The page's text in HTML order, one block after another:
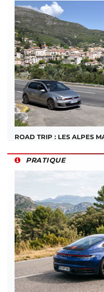
ROAD TRIP : LES ALPES
PRATIQUE